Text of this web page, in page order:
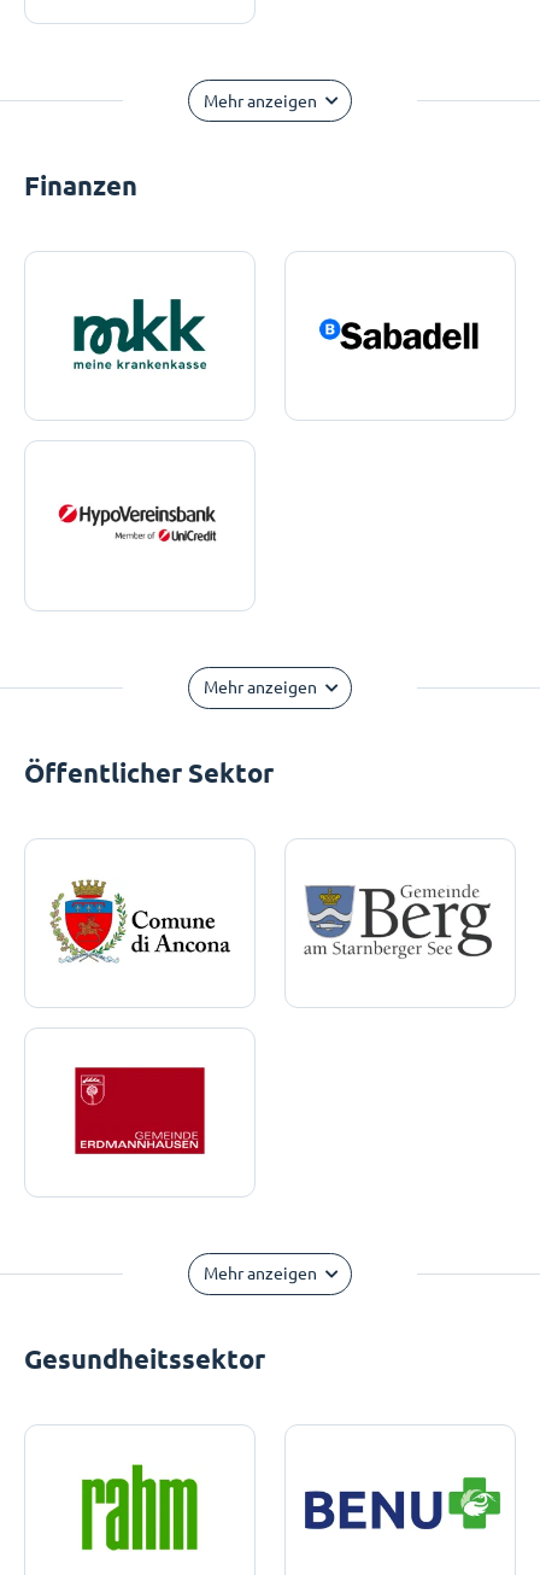
Mehr anzeigen
Finanzen
Mehr anzeigen
Öffentlicher Sektor
Mehr anzeigen
Gesundheitssektor